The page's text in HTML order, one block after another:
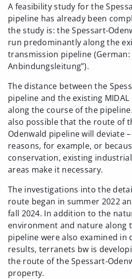
A feasibility study for the
pipeline has already been
the study is: the Spessart-
run predominantly along the
transmission pipeline
Anbindungsleitung”).
The distance between the
pipeline and the existing
along the course of the
also possible that the route of
Odenwald pipeline will deviate
reasons, for example, or
conservation, existing
areas make it necessary.
The investigations into the
route began in summer 2022
fall 2024. In addition to the
environment and nature along
pipeline were also examined in
results, terranets bw is
the route of the Spessart-
property.